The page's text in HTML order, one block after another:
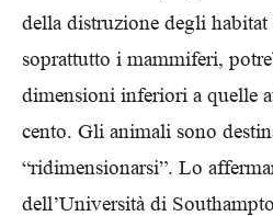
della distruzione degli
soprattutto i mammiferi,
dimensioni inferiori a quelle
cento. Gli animali sono
“ridimensionarsi”. Lo
dell’Università di